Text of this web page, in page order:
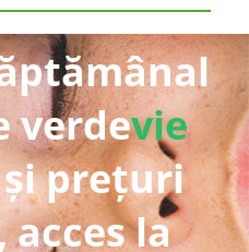
verdevie
prețuri
acces la